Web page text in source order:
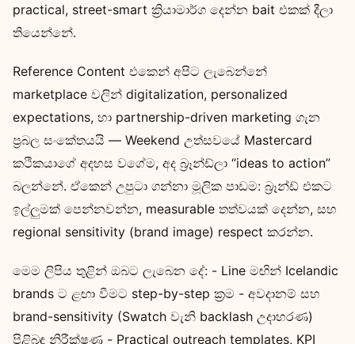
practical, street-smart ක්‍රියාමාර්ග දෙන්න bait එකක් දීලා
තියෙන්නේ.
Reference Content එකෙන් අපිට ලැබෙන්නේ
marketplace වලින් digitalization, personalized
expectations, හා partnership-driven marketing ගැන
ප්‍රබල සංකේතයයි — Weekend උත්සවයේ Mastercard
කථිකයාගේ අදහස වගේම, අද බ්‍රෑන්ඩ්ලා “ideas to action”
බලන්නේ. ඒකෙන් උපුටා ගන්නා මූලික පාඩම: බ්‍රෑන්ඩ් එකට
ඉල්ලුමක් පෙන්නවන්න, measurable තත්වයක් දෙන්න, සහ
regional sensitivity (brand image) respect කරන්න.
මෙම ලිපිය තුළින් ඔබට ලැබෙන දේ: - Line මඟින් Icelandic
brands ට ළඟා වීමට step-by-step ක්‍රම - අවදානම් සහ
brand-sensitivity (Swatch වැනි backlash උදාහරණ)
පිළිබඳ නිරීක්ෂණ - Practical outreach templates, KPI